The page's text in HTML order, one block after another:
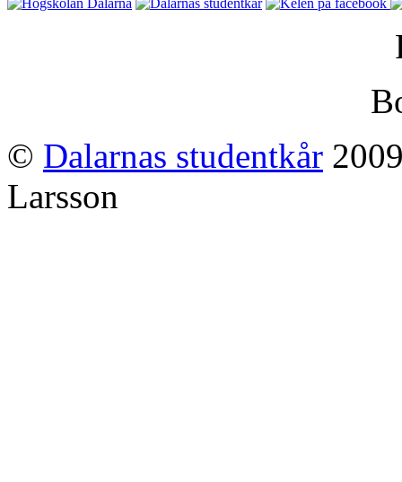
© Dalarnas studentkår
Larsson